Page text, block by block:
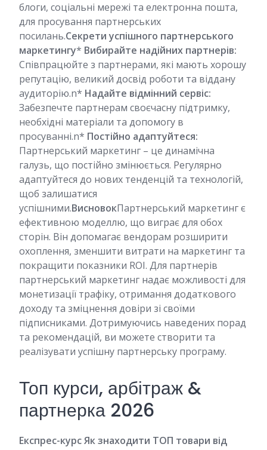
блоги, соціальні мережі та електронна пошта,
для просування партнерських
посилань.Секрети успішного партнерського
маркетингу* Вибирайте надійних партнерів:
Співпрацюйте з партнерами, які мають хорошу
репутацію, великий досвід роботи та віддану
аудиторію.n* Надайте відмінний сервіс:
Забезпечте партнерам своєчасну підтримку,
необхідні матеріали та допомогу в
просуванні.n* Постійно адаптуйтеся:
Партнерський маркетинг – це динамічна
галузь, що постійно змінюється. Регулярно
адаптуйтеся до нових тенденцій та технологій,
щоб залишатися
успішними.ВисновокПартнерський маркетинг є
ефективною моделлю, що виграє для обох
сторін. Він допомагає вендорам розширити
охоплення, зменшити витрати на маркетинг та
покращити показники ROI. Для партнерів
партнерський маркетинг надає можливості для
монетизації трафіку, отримання додаткового
доходу та зміцнення довіри зі своїми
підписниками. Дотримуючись наведених порад
та рекомендацій, ви можете створити та
реалізувати успішну партнерську програму.
Топ курси, арбітраж &
партнерка 2026
Експрес-курс Як знаходити ТОП товари від